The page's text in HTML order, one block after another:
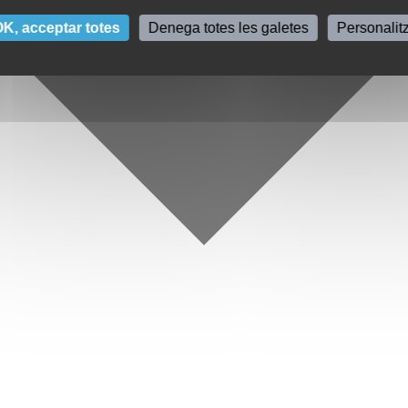
acceptar totes Denega totes les galetes